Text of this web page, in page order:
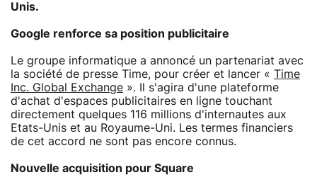
Unis.
Google renforce sa position publicitaire
Le groupe informatique a annoncé un partenariat avec
la société de presse Time, pour créer et lancer « Time
Inc. Global Exchange ». Il s'agira d'une plateforme
d'achat d'espaces publicitaires en ligne touchant
directement quelques 116 millions d'internautes aux
Etats-Unis et au Royaume-Uni. Les termes financiers
de cet accord ne sont pas encore connus.
Nouvelle acquisition pour Square